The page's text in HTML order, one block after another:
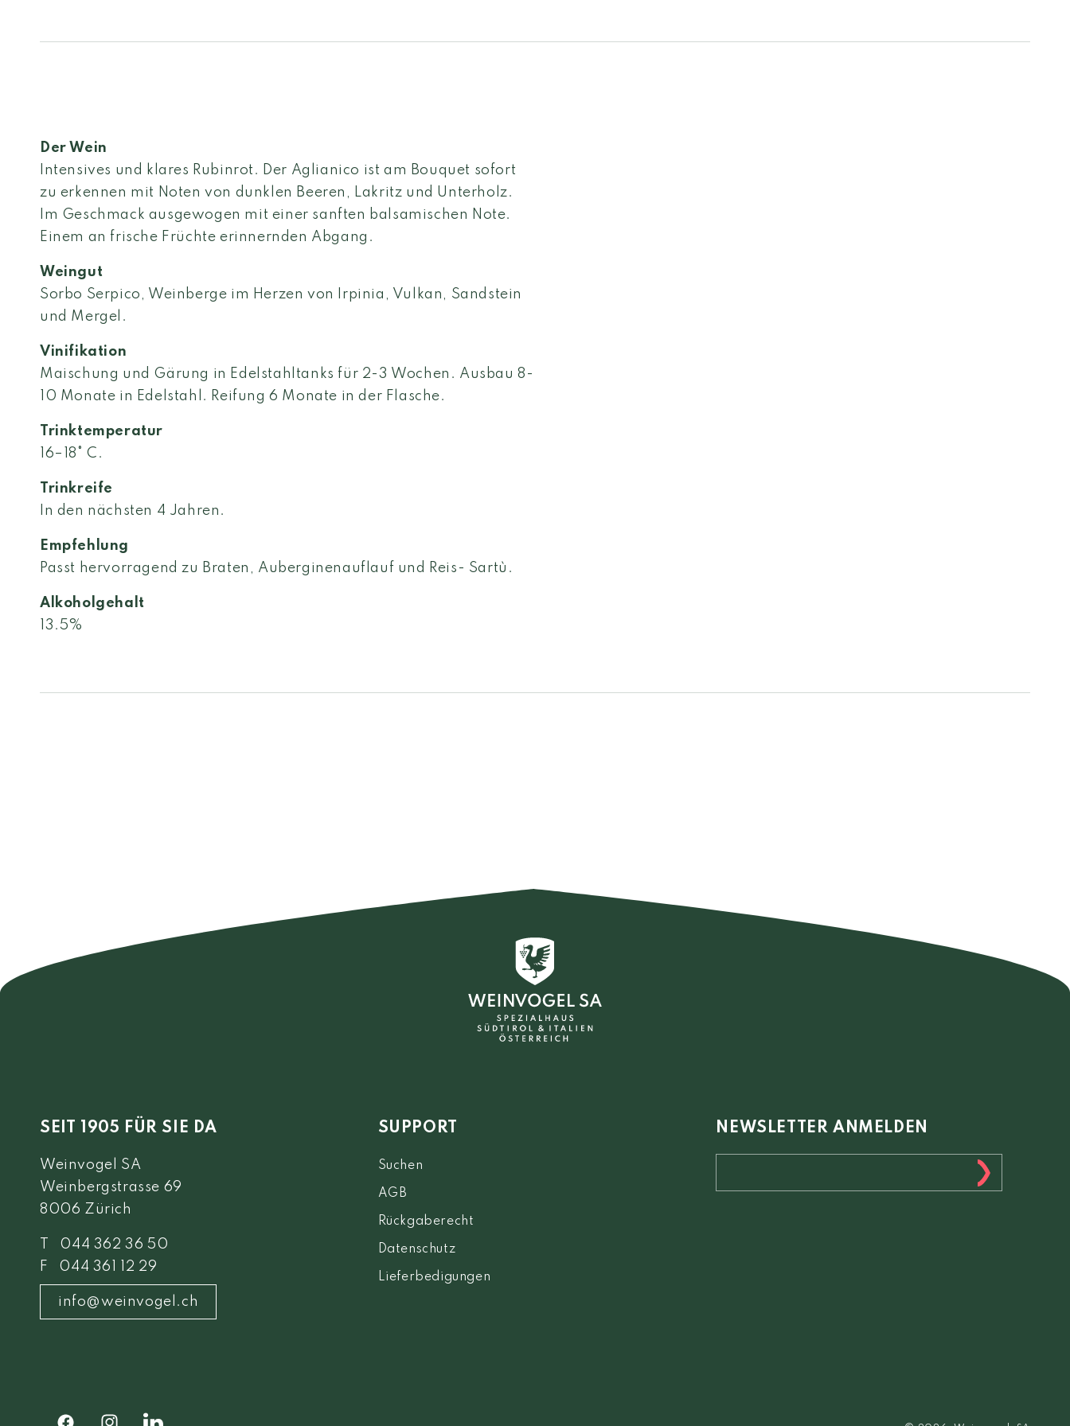
Der Wein
Intensives und klares Rubinrot. Der Aglianico ist am Bouquet sofort
zu erkennen mit Noten von dunklen Beeren, Lakritz und Unterholz.
Im Geschmack ausgewogen mit einer sanften balsamischen Note.
Einem an frische Früchte erinnernden Abgang.
Weingut
Sorbo Serpico, Weinberge im Herzen von Irpinia, Vulkan, Sandstein
und Mergel.
Vinifikation
Maischung und Gärung in Edelstahltanks für 2-3 Wochen. Ausbau 8-
10 Monate in Edelstahl. Reifung 6 Monate in der Flasche.
Trinktemperatur
16–18° C.
Trinkreife
In den nächsten 4 Jahren.
Empfehlung
Passt hervorragend zu Braten, Auberginenauflauf und Reis- Sartù.
Alkoholgehalt
13.5%
SEIT 1905 FÜR SIE DA
Weinvogel SA
Weinbergstrasse 69
8006 Zürich
T 044 362 36 50
F 044 361 12 29
info@weinvogel.ch
SUPPORT
Suchen
AGB
Rückgaberecht
Datenschutz
Lieferbedigungen
NEWSLETTER ANMELDEN